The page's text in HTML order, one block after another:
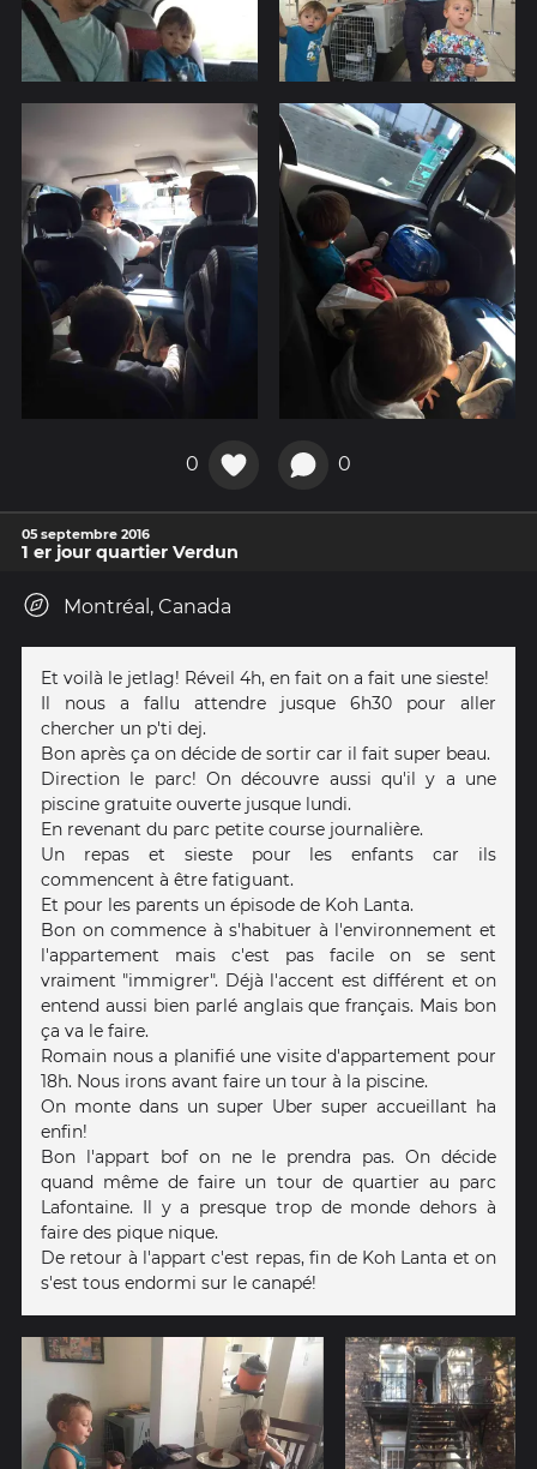
0 0
05 septembre 2016
1 er jour quartier Verdun
Montréal, Canada
Et voilà le jetlag! Réveil 4h, en fait on a fait une sieste!
Il nous a fallu attendre jusque 6h30 pour aller
chercher un p'ti dej.
Bon après ça on décide de sortir car il fait super beau.
Direction le parc! On découvre aussi qu'il y a une
piscine gratuite ouverte jusque lundi.
En revenant du parc petite course journalière.
Un repas et sieste pour les enfants car ils
commencent à être fatiguant.
Et pour les parents un épisode de Koh Lanta.
Bon on commence à s'habituer à l'environnement et
l'appartement mais c'est pas facile on se sent
vraiment "immigrer". Déjà l'accent est différent et on
entend aussi bien parlé anglais que français. Mais bon
ça va le faire.
Romain nous a planifié une visite d'appartement pour
18h. Nous irons avant faire un tour à la piscine.
On monte dans un super Uber super accueillant ha
enfin!
Bon l'appart bof on ne le prendra pas. On décide
quand même de faire un tour de quartier au parc
Lafontaine. Il y a presque trop de monde dehors à
faire des pique nique.
De retour à l'appart c'est repas, fin de Koh Lanta et on
s'est tous endormi sur le canapé!